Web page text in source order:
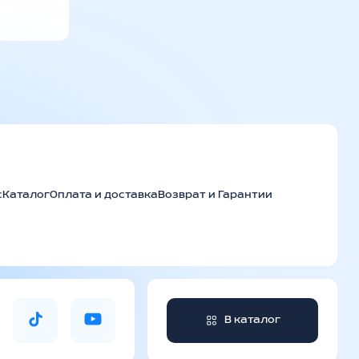
КаталогОплата и доставкаВозврат и Гарантии
В каталог